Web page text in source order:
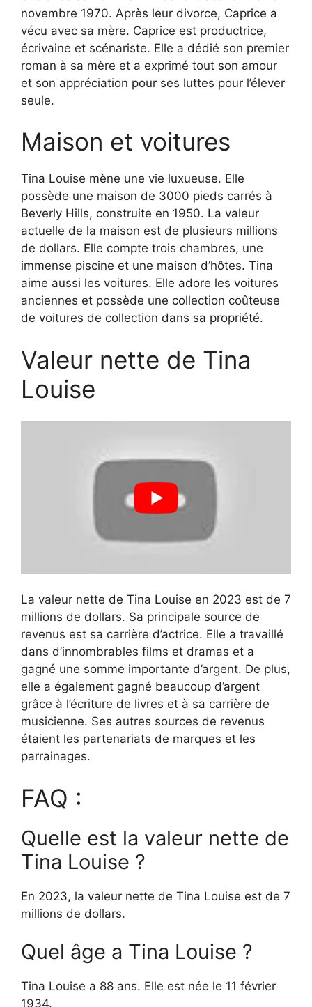
novembre 1970. Après leur divorce, Caprice a
vécu avec sa mère. Caprice est productrice,
écrivaine et scénariste. Elle a dédié son premier
roman à sa mère et a exprimé tout son amour
et son appréciation pour ses luttes pour l’élever
seule.
Maison et voitures
Tina Louise mène une vie luxueuse. Elle
possède une maison de 3000 pieds carrés à
Beverly Hills, construite en 1950. La valeur
actuelle de la maison est de plusieurs millions
de dollars. Elle compte trois chambres, une
immense piscine et une maison d’hôtes. Tina
aime aussi les voitures. Elle adore les voitures
anciennes et possède une collection coûteuse
de voitures de collection dans sa propriété.
Valeur nette de Tina
Louise
La valeur nette de Tina Louise en 2023 est de 7
millions de dollars. Sa principale source de
revenus est sa carrière d’actrice. Elle a travaillé
dans d’innombrables films et dramas et a
gagné une somme importante d’argent. De plus,
elle a également gagné beaucoup d’argent
grâce à l’écriture de livres et à sa carrière de
musicienne. Ses autres sources de revenus
étaient les partenariats de marques et les
parrainages.
FAQ :
Quelle est la valeur nette de
Tina Louise ?
En 2023, la valeur nette de Tina Louise est de 7
millions de dollars.
Quel âge a Tina Louise ?
Tina Louise a 88 ans. Elle est née le 11 février
1934.